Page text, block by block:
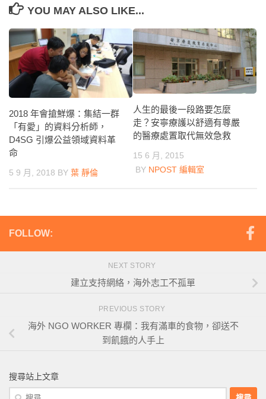
YOU MAY ALSO LIKE...
2018 年會搶鮮爆：集結一群
「有愛」的資料分析師，
D4SG 引爆公益領域資料革
命
5 9 月, 2018 BY 葉 靜倫
人生的最後一段路要怎麼
走？安寧療護以舒適有尊嚴
的醫療處置取代無效急救
15 6 月, 2015
BY NPOST 編輯室
FOLLOW:
NEXT STORY
建立支持網絡，海外志工不孤單
PREVIOUS STORY
海外 NGO WORKER 專欄：我有滿車的食物，卻送不
到飢餓的人手上
搜尋站上文章
搜